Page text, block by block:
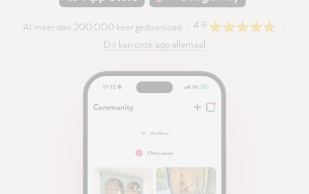
Al meer dan 200.000 keer gedownload
4.9
Dit kan onze app allemaal